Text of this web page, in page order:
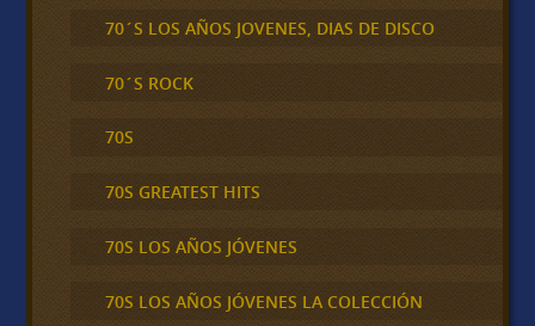
70´S LOS AÑOS JOVENES, DIAS DE DISCO
70´S ROCK
70S
70S GREATEST HITS
70S LOS AÑOS JÓVENES
70S LOS AÑOS JÓVENES LA COLECCIÓN